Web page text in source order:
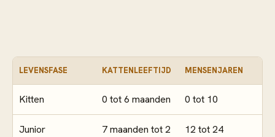
LEVENSFASE KATTENLEEFTIJD MENSENJAREN
Kitten 0 tot 6 maanden 0 tot 10
Junior
7 maanden tot 2
12 tot 24